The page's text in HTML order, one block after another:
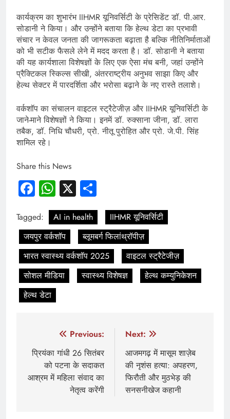
कार्यक्रम का शुभारंभ IIHMR यूनिवर्सिटी के प्रेसिडेंट डॉ. पी.आर.
सोडानी ने किया। और उन्होंने बताया कि हेल्थ डेटा का प्रभावी
संचार न केवल जनता की जागरूकता बढ़ाता है बल्कि नीतिनिर्माताओं
को भी सटीक फैसले लेने में मदद करता है। डॉ. सोडानी ने बताया
की यह कार्यशाला विशेषज्ञों के लिए एक ऐसा मंच बनी, जहां उन्होंने
प्रैक्टिकल स्किल्स सीखी, अंतरराष्ट्रीय अनुभव साझा किए और
हेल्थ सेक्टर में पारदर्शिता और भरोसा बढ़ाने के नए रास्ते तलाशे।
वर्कशॉप का संचालन वाइटल स्ट्रैटेजीज़ और IIHMR यूनिवर्सिटी के
जाने-माने विशेषज्ञों ने किया। इनमें डॉ. रुक्साना जीना, डॉ. लारा
तबैक, डॉ. निधि चौधरी, प्रो. नीतू पुरोहित और प्रो. जे.पी. सिंह
शामिल रहे।
Share this News
Facebook
WhatsApp
X
Tagged: AI in health
IIHMR यूनिवर्सिटी
जयपुर वर्कशॉप
ब्लूमबर्ग फिलांथ्रॉपीज़
भारत स्वास्थ्य वर्कशॉप 2025
वाइटल स्ट्रैटेजीज़
सोशल मीडिया
स्वास्थ्य विशेषज्ञ
हेल्थ कम्युनिकेशन
हेल्थ डेटा
navigation
Previous:
प्रियंका गांधी 26 सितंबर
को पटना के सदाकत
आश्रम में महिला संवाद का
नेतृत्व करेंगी
Next:
आजमगढ़ में मासूम शाज़ेब
की नृशंस हत्या: अपहरण,
फिरौती और मुठभेड़ की
सनसनीखेज कहानी